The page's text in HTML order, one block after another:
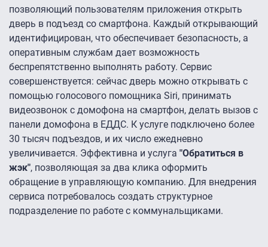
позволяющий пользователям приложения открыть
дверь в подъезд со смартфона. Каждый открывающий
идентифицирован, что обеспечивает безопасность, а
оперативным службам дает возможность
беспрепятственно выполнять работу. Сервис
совершенствуется: сейчас дверь можно открывать с
помощью голосового помощника Siri, принимать
видеозвонок с домофона на смартфон, делать вызов с
панели домофона в ЕДДС. К услуге подключено более
30 тысяч подъездов, и их число ежедневно
увеличивается. Эффективна и услуга "Обратиться в
жэк", позволяющая за два клика оформить
обращение в управляющую компанию. Для внедрения
сервиса потребовалось создать структурное
подразделение по работе с коммунальщиками.